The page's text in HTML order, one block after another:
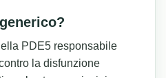
PDE5 responsabile
la disfunzione